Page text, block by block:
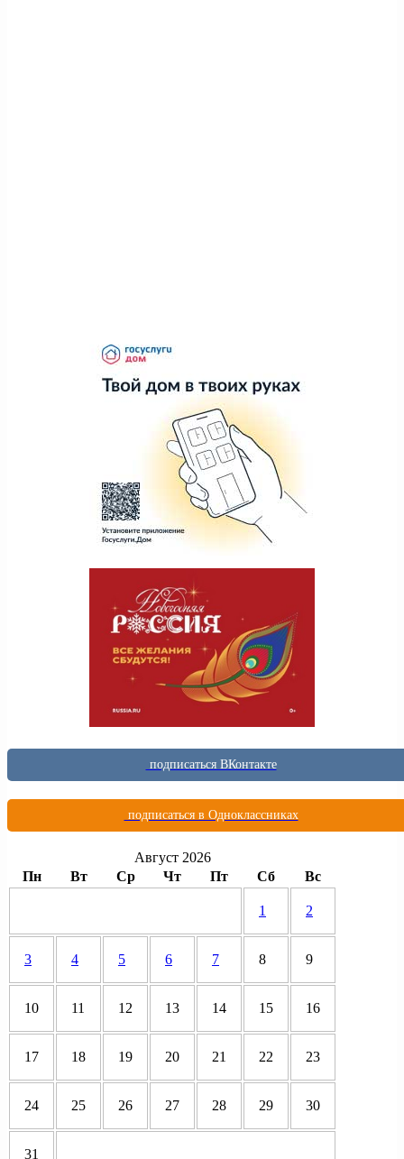
подписаться ВКонтакте
подписаться в Одноклассниках
Август 2026
Пн
Вт Ср Чт Пт Сб Вс
1 2
3 4 5 6 7 8 9
10 11 12 13 14 15 16
17 18 19 20 21 22 23
24 25 26 27 28 29 30
31